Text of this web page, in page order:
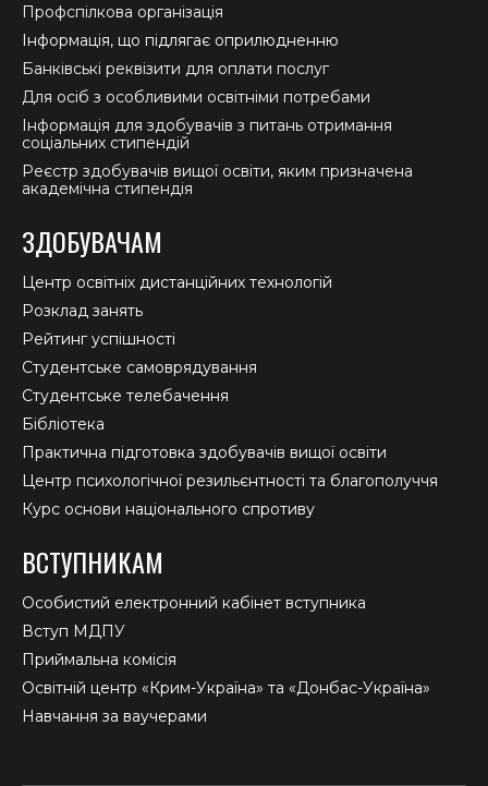
Профспілкова організація
Інформація, що підлягає оприлюдненню
Банківські реквізити для оплати послуг
Для осіб з особливими освітніми потребами
Інформація для здобувачів з питань отримання
соціальних стипендій
Реєстр здобувачів вищої освіти, яким призначена
академічна стипендія
ЗДОБУВАЧАМ
Центр освітніх дистанційних технологій
Розклад занять
Рейтинг успішності
Студентське самоврядування
Студентське телебачення
Бібліотека
Практична підготовка здобувачів вищої освіти
Центр психологічної резильєнтності та благополуччя
Курс основи національного спротиву
ВСТУПНИКАМ
Особистий електронний кабінет вступника
Вступ МДПУ
Приймальна комісія
Освітній центр «Крим-Україна» та «Донбас-Україна»
Навчання за ваучерами